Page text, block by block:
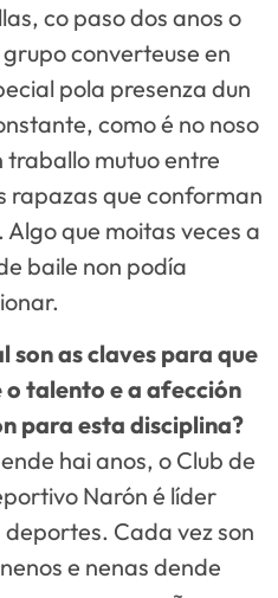
co paso dos anos o
converteuse en
pola presenza dun
como é no noso
traballo mutuo entre
rapazas que conforman
Algo que moitas veces a
baile non podía
son as claves para que
o talento e a afección
para esta disciplina?
hai anos, o Club de
Narón é líder
deportes. Cada vez son
e nenas dende